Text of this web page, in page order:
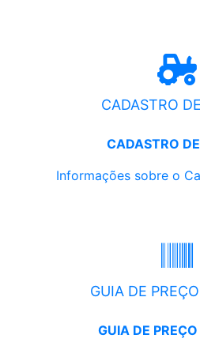
CADASTRO
CADASTRO
Informações sobre o
GUIA DE
GUIA DE